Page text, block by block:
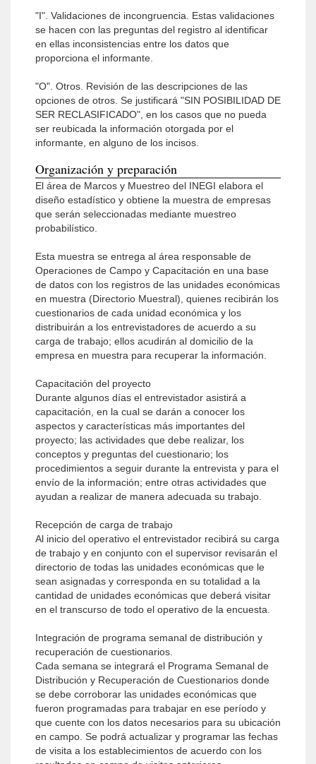
"I". Validaciones de incongruencia. Estas validaciones
se hacen con las preguntas del registro al identificar
en ellas inconsistencias entre los datos que
proporciona el informante.
"O". Otros. Revisión de las descripciones de las
opciones de otros. Se justificará "SIN POSIBILIDAD DE
SER RECLASIFICADO", en los casos que no pueda
ser reubicada la información otorgada por el
informante, en alguno de los incisos.
Organización y preparación
El área de Marcos y Muestreo del INEGI elabora el
diseño estadístico y obtiene la muestra de empresas
que serán seleccionadas mediante muestreo
probabilístico.
Esta muestra se entrega al área responsable de
Operaciones de Campo y Capacitación en una base
de datos con los registros de las unidades económicas
en muestra (Directorio Muestral), quienes recibirán los
cuestionarios de cada unidad económica y los
distribuirán a los entrevistadores de acuerdo a su
carga de trabajo; ellos acudirán al domicilio de la
empresa en muestra para recuperar la información.
Capacitación del proyecto
Durante algunos días el entrevistador asistirá a
capacitación, en la cual se darán a conocer los
aspectos y características más importantes del
proyecto; las actividades que debe realizar, los
conceptos y preguntas del cuestionario; los
procedimientos a seguir durante la entrevista y para el
envío de la información; entre otras actividades que
ayudan a realizar de manera adecuada su trabajo.
Recepción de carga de trabajo
Al inicio del operativo el entrevistador recibirá su carga
de trabajo y en conjunto con el supervisor revisarán el
directorio de todas las unidades económicas que le
sean asignadas y corresponda en su totalidad a la
cantidad de unidades económicas que deberá visitar
en el transcurso de todo el operativo de la encuesta.
Integración de programa semanal de distribución y
recuperación de cuestionarios.
Cada semana se integrará el Programa Semanal de
Distribución y Recuperación de Cuestionarios donde
se debe corroborar las unidades económicas que
fueron programadas para trabajar en ese período y
que cuente con los datos necesarios para su ubicación
en campo. Se podrá actualizar y programar las fechas
de visita a los establecimientos de acuerdo con los